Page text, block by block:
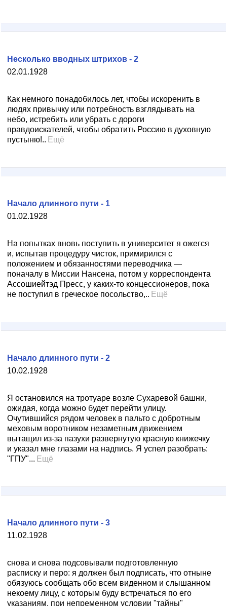
02.01.1928
Несколько вводных штрихов - 2
Как немного понадобилось лет, чтобы искоренить в
людях привычку или потребность взглядывать на
небо, истребить или убрать с дороги
правдоискателей, чтобы обратить Россию в духовную
пустыню!.. Ещё
01.02.1928
Начало длинного пути - 1
На попытках вновь поступить в университет я ожегся
и, испытав процедуру чисток, примирился с
положением и обязанностями переводчика —
поначалу в Миссии Нансена, потом у корреспондента
Ассошиейтэд Пресс, у каких-то концессионеров, пока
не поступил в греческое посольство,.. Ещё
10.02.1928
Начало длинного пути - 2
Я остановился на тротуаре возле Сухаревой башни,
ожидая, когда можно будет перейти улицу.
Очутившийся рядом человек в пальто с добротным
меховым воротником незаметным движением
вытащил из-за пазухи развернутую красную книжечку
и указал мне глазами на надпись. Я успел разобрать:
"ГПУ"... Ещё
11.02.1928
Начало длинного пути - 3
снова и снова подсовывали подготовленную
расписку и перо: я должен был подписать, что отныне
обязуюсь сообщать обо всем виденном и слышанном
некоему лицу, с которым буду встречаться по его
указаниям, при непременном условии "тайны"